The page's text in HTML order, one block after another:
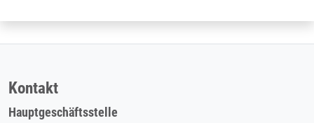
Kontakt
Hauptgeschäftsstelle